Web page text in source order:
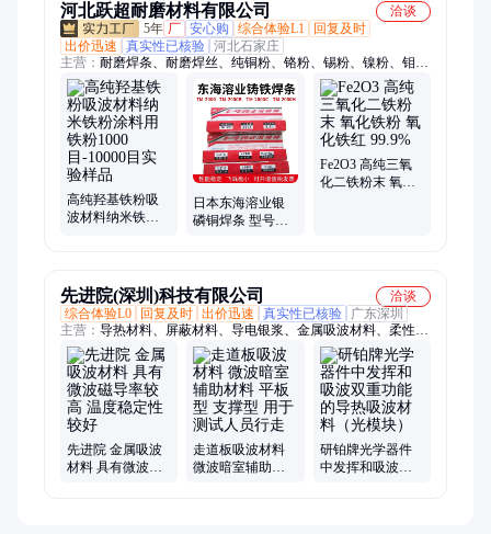
河北跃超耐磨材料有限公司
洽谈
5年 厂 安心购 综合体验L1
回复及时
出价迅速
真实性已核验 河北石家庄
主营： 耐磨焊条、耐磨焊丝、纯铜粉、铬粉、锡粉、镍粉、钼
粉、钨粉、碳化钨粉、钒粉、钴粉、氧化铜粉、氧化铬绿、碳化
铬粉、铝粒、铁粉、氧化铝粉、碳化硅粉、不锈钢焊条、不锈钢
焊丝、镍基合金粉、黄铜粉、青铜粉、白铜粉
高纯羟基铁粉吸
波材料纳米铁粉
日本东海溶业银
磷铜焊条 型号Ｚ
Fe2O3 高纯三氧
化二铁粉末 氧化
先进院(深圳)科技有限公司
洽谈
综合体验L0
回复及时 出价迅速 真实性已核验
广东深圳
主营： 导热材料、屏蔽材料、导电银浆、金属吸波材料、柔性电
极材料、导电银胶、金浆、导电橡胶、镀银导电布、金粉、铂电
极浆料、FPC软板、镀金导电布、银钯浆料、电阻浆料、导热相
变材料、柔性电极
先进院 金属吸波
材料 具有微波磁
走道板吸波材料
微波暗室辅助材
研铂牌光学器件
中发挥和吸波双